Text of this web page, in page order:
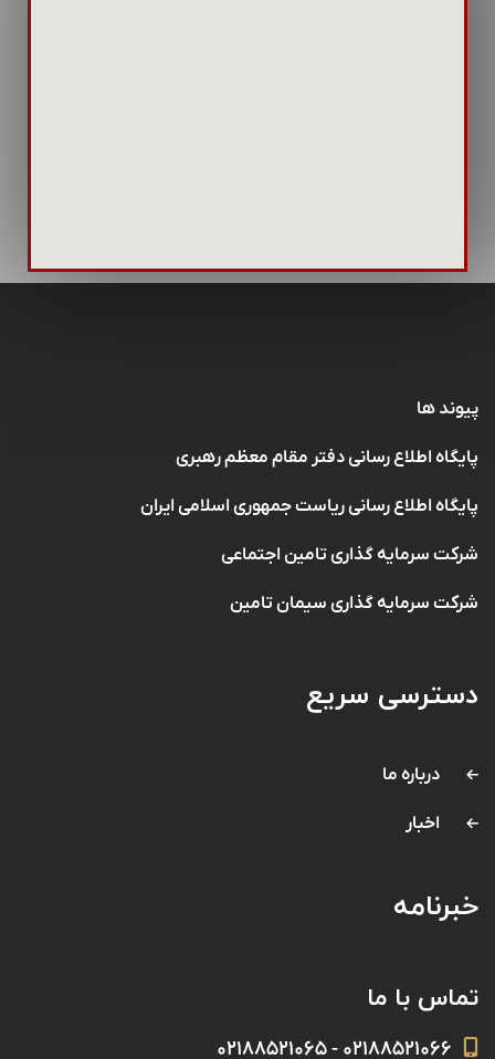
پیوند ها
پایگاه اطلاع رسانی دفتر مقام معظم رهبری
پایگاه اطلاع رسانی ریاست جمهوری اسلامی ایران
شرکت سرمایه گذاری تامین اجتماعی
شرکت سرمایه گذاری سیمان تامین
دسترسی سریع
درباره ما
اخبار
خبرنامه
تماس با ما
۰۲۱۸۸۵۲۱۰۶۶ - ۰۲۱۸۸۵۲۱۰۶۵